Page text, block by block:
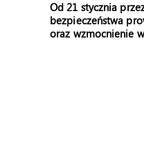
Od 21 stycznia
bezpieczeństwa
oraz wzmocnienie